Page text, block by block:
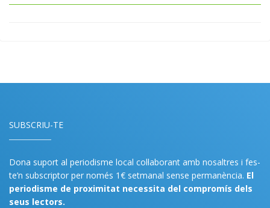
SUBSCRIU-TE
Dona suport al periodisme local col·laborant amb nosaltres i fes-
te’n subscriptor per només 1€ setmanal sense permanència. El
periodisme de proximitat necessita del compromís dels
seus lectors.